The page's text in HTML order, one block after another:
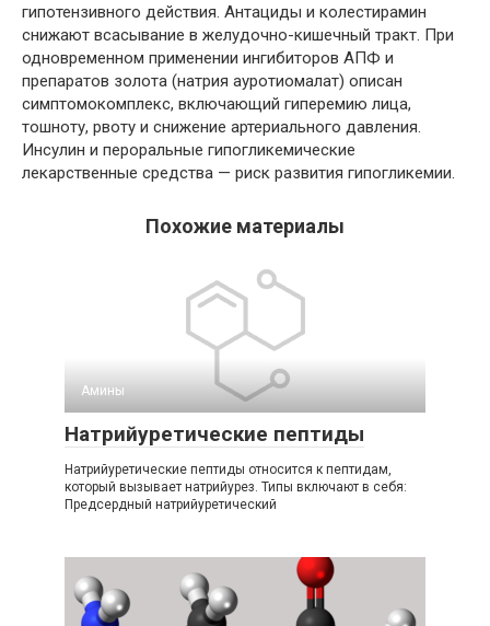
гипотензивного действия. Антациды и колестирамин
снижают всасывание в желудочно-кишечный тракт. При
одновременном применении ингибиторов АПФ и
препаратов золота (натрия ауротиомалат) описан
симптомокомплекс, включающий гиперемию лица,
тошноту, рвоту и снижение артериального давления.
Инсулин и пероральные гипогликемические
лекарственные средства — риск развития гипогликемии.
Похожие материалы
Амины‎
Натрийуретические пептиды
Натрийуретические пептиды относится к пептидам,
который вызывает натрийурез. Типы включают в себя:
Предсердный натрийуретический